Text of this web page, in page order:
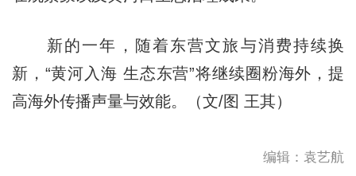
新的一年，随着东营文旅与消费持续换
新，“黄河入海 生态东营”将继续圈粉海外，提
高海外传播声量与效能。（文/图 王其）
编辑：袁艺航